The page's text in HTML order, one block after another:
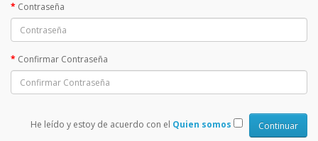
Contraseña
Confirmar Contraseña
He leído y estoy de acuerdo con el Quien somos